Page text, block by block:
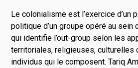
Le colonialisme est l’exercice d’un
politique d’un groupe opéré au sein
qui identifie l’out-group selon les
territoriales, religieuses, culturelles
individus qui le composent. Tariq